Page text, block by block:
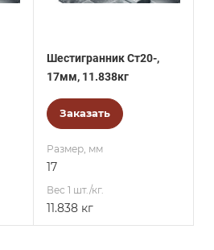
Шестигранник Ст20-,
17мм, 11.838кг
Заказать
Размер, мм
17
Вес 1 шт./кг.
11.838 кг